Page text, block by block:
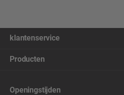
klantenservice
Producten
Openingstijden